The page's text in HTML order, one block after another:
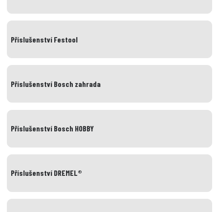
Příslušenství Festool
Příslušenství Bosch zahrada
Příslušenství Bosch HOBBY
Příslušenství DREMEL®